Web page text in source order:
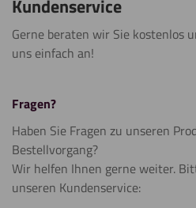
Kundenservice
Gerne beraten wir Sie kostenlos
uns einfach an!
Fragen?
Haben Sie Fragen zu unseren
Bestellvorgang?
Wir helfen Ihnen gerne weiter.
unseren Kundenservice: